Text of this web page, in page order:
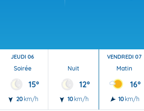
JEUDI 06
Soirée
15°
20 km/h
Nuit
12°
10 km/h
VENDREDI 07
Matin
16°
10 km/h